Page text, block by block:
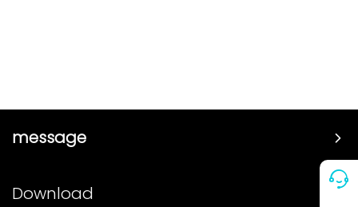
message
Download